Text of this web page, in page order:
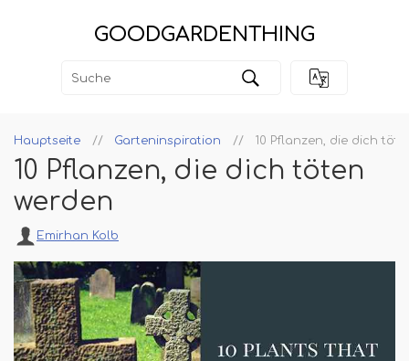
GOODGARDENTHING
Hauptseite Garteninspiration 10 Pflanzen, die dich
10 Pflanzen, die dich töten
werden
Emirhan Kolb